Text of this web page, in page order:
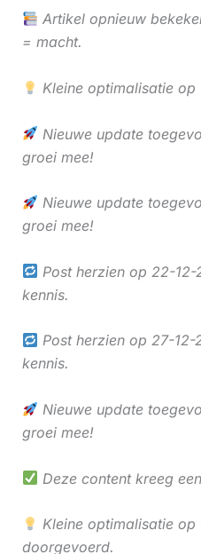
Artikel opnieuw
= macht.
Kleine optimalisatie
Nieuwe update
groei mee!
Nieuwe update
groei mee!
Post herzien op 22-
kennis.
Post herzien op 27-
kennis.
Nieuwe update
groei mee!
Deze content kreeg
Kleine optimalisatie
doorgevoerd.